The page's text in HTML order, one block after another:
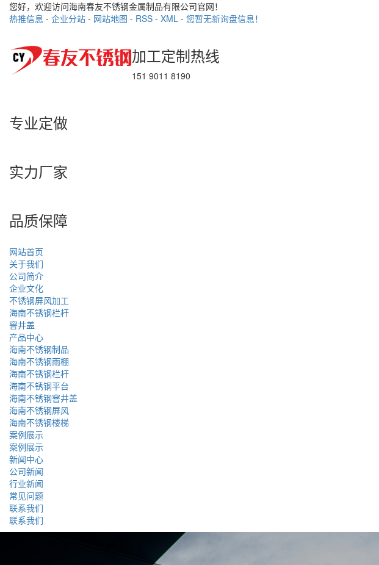
您好，欢迎访问海南春友不锈钢金属制品有限公司官网！
热推信息 - 企业分站 - 网站地图 - RSS - XML - 您暂无新询盘信息！
加工定制热线
151 9011 8190
专业定做
实力厂家
品质保障
网站首页
关于我们
公司简介
企业文化
不锈钢屏风加工
海南不锈钢栏杆
窨井盖
产品中心
海南不锈钢制品
海南不锈钢雨棚
海南不锈钢栏杆
海南不锈钢平台
海南不锈钢窨井盖
海南不锈钢屏风
海南不锈钢楼梯
案例展示
案例展示
新闻中心
公司新闻
行业新闻
常见问题
联系我们
联系我们